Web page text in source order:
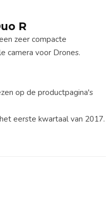
R
zeer compacte
camera voor Drones.
op de productpagina's
eerste kwartaal van 2017.